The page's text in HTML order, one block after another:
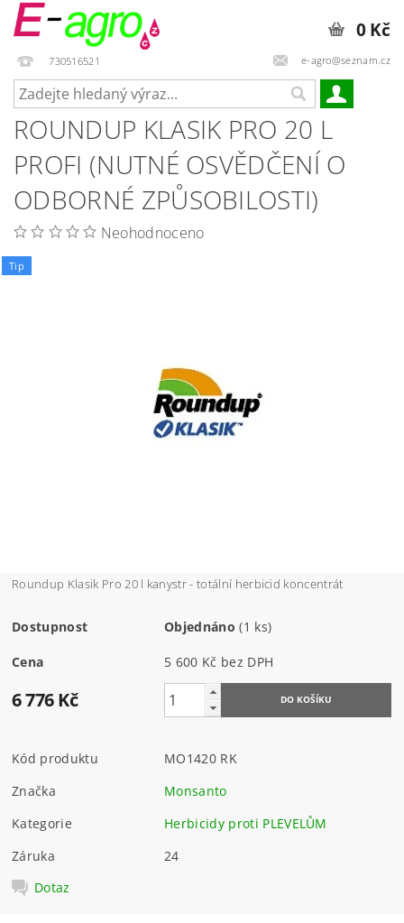
730516521 e-agro@seznam.cz
0 Kč
ROUNDUP KLASIK PRO 20 L
PROFI (NUTNÉ OSVĚDČENÍ O
ODBORNÉ ZPŮSOBILOSTI)
Neohodnoceno
Tip
Roundup Klasik Pro 20 l kanystr - totální herbicid koncentrát
Dostupnost Objednáno (1 ks)
Cena 5 600 Kč bez DPH
6 776 Kč
Kód produktu
MO1420 RK
Značka
Monsanto
Kategorie
Herbicidy proti PLEVELŮM
Záruka
24
Dotaz